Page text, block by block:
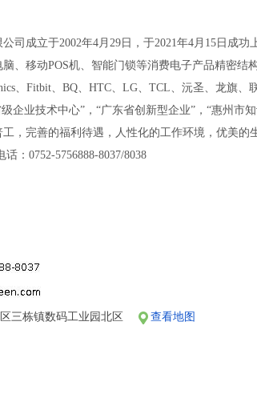
司成立于2002年4月29日，于2021年4月15日成
、移动POS机、智能门锁等消费电子产品精密结
、Fitbit、BQ、HTC、LG、TCL、沅圣、龙旗
企业技术中心”，“广东省创新型企业”，“惠州市
，完善的福利待遇，人性化的工作环境，优美
：0752-5756888-8037/8038
三栋镇数码工业园北区 查看地图